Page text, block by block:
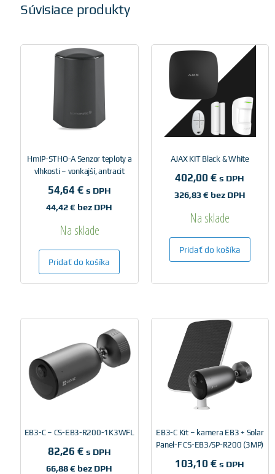
Súvisiace produkty
HmIP-STHO-A Senzor teploty a
vlhkosti – vonkajší, antracit
54,64 € s DPH
44,42€ bez DPH
Na sklade
Pridať do košíka
AJAX KIT Black & White
402,00€ s DPH
326,83€bez DPH
Na sklade
Pridať do košíka
EB3-C – CS-EB3-R200-1K3WFL
82,26 € s DPH
66,88€ bez DPH
EB3-C Kit – kamera EB3 + Solar
Panel-F CS-EB3/SP-R200 (3MP)
103,10€ s DPH